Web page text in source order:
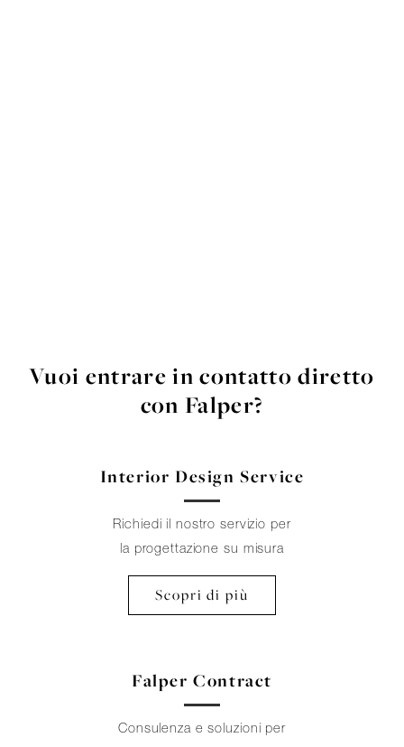
Vuoi entrare in contatto diretto
con Falper?
Interior Design Service
Richiedi il nostro servizio per
la progettazione su misura
Scopri di più
Falper Contract
Consulenza e soluzioni per